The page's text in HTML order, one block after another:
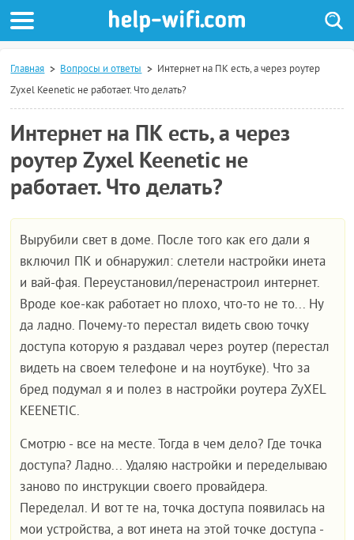
Главная Вопросы и ответы
Интернет на ПК есть, а через роутер
Zyxel Keenetic не работает. Что делать?
Интернет на ПК есть, а через
роутер Zyxel Keenetic не
работает. Что делать?
Вырубили свет в доме. После того как его дали я
включил ПК и обнаружил: слетели настройки инета
и вай-фая. Переустановил/перенастроил интернет.
Вроде кое-как работает но плохо, что-то не то... Ну
да ладно. Почему-то перестал видеть свою точку
доступа которую я раздавал через роутер (перестал
видеть на своем телефоне и на ноутбуке). Что за
бред подумал я и полез в настройки роутера ZyXEL
KEENETIC.
Смотрю - все на месте. Тогда в чем дело? Где точка
доступа? Ладно... Удаляю настройки и переделываю
заново по инструкции своего провайдера.
Переделал. И вот те на, точка доступа появилась на
мои устройства, а вот инета на этой точке доступа -